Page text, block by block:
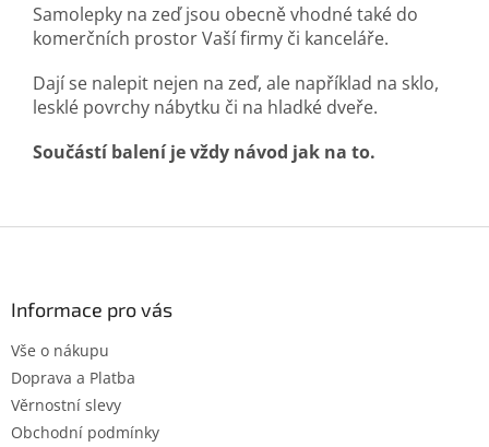
Samolepky na zeď jsou obecně vhodné také do
komerčních prostor Vaší firmy či kanceláře.
Dají se nalepit nejen na zeď, ale například na sklo,
lesklé povrchy nábytku či na hladké dveře.
Součástí balení je vždy návod jak na to.
Informace pro vás
Vše o nákupu
Doprava a Platba
Věrnostní slevy
Obchodní podmínky